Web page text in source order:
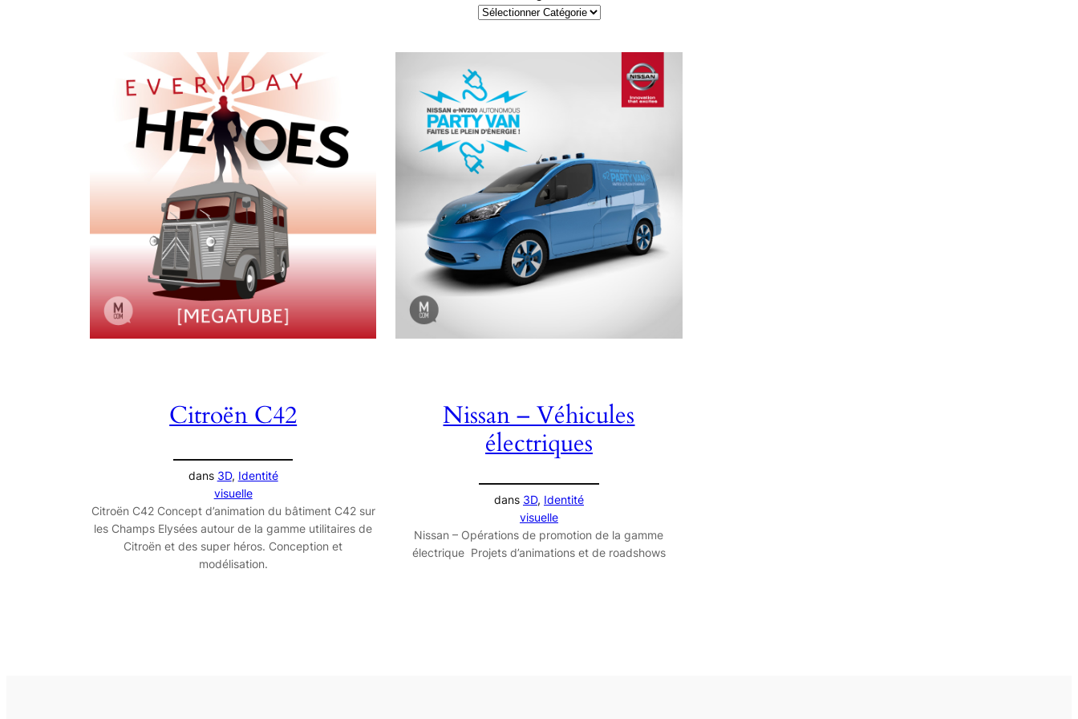
Citroën C42
dans 3D, Identité
visuelle
Citroën C42 Concept d’animation du bâtiment C42 sur
les Champs Elysées autour de la gamme utilitaires de
Citroën et des super héros. Conception et
modélisation.
Nissan – Véhicules
électriques
dans 3D, Identité
visuelle
Nissan – Opérations de promotion de la gamme
électrique Projets d’animations et de roadshows